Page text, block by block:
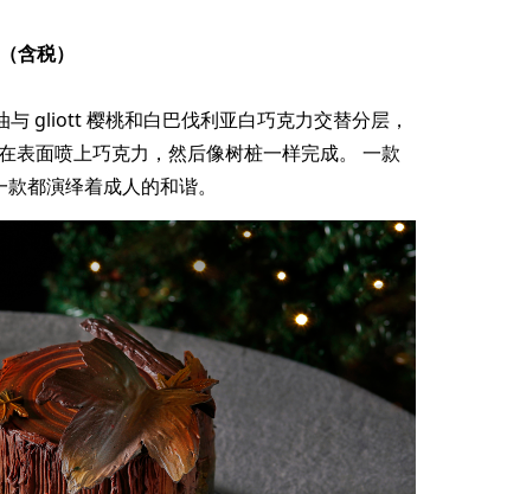
含税）
gliott 樱桃和白巴伐利亚白巧克力交替分层，
表面喷上巧克力，然后像树桩一样完成。 一款
都演绎着成人的和谐。